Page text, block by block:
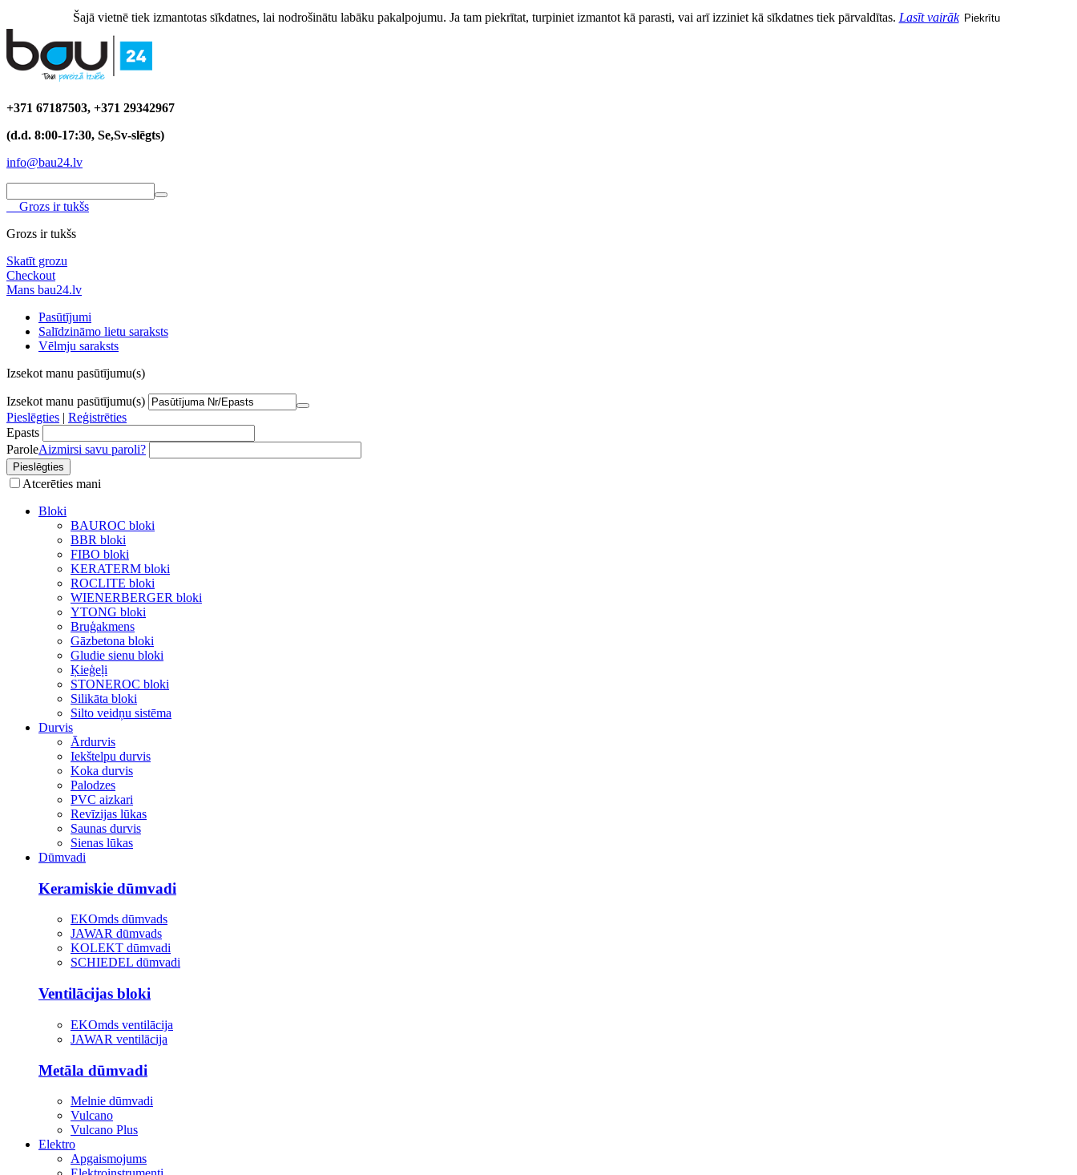
Šajā vietnē tiek izmantotas sīkdatnes, lai nodrošinātu labāku pakalpojumu. Ja tam piekrītat, turpiniet izmantot kā parasti, vai arī izziniet kā sīkdatnes tiek pārvaldītas. Lasīt vairāk Piekrītu
+371 67187503, +371 29342967
(d.d. 8:00-17:30, Se,Sv-slēgts)
info@bau24.lv
Grozs ir tukšs
Grozs ir tukšs
Skatīt grozu
Checkout
Mans bau24.lv
Pasūtījumi
Salīdzināmo lietu saraksts
Vēlmju saraksts
Izsekot manu pasūtījumu(s)
Izsekot manu pasūtījumu(s)
Pieslēgties | Reģistrēties
Epasts
ParoleAizmirsi savu paroli?
Atcerēties mani
Bloki
BAUROC bloki
BBR bloki
FIBO bloki
KERATERM bloki
ROCLITE bloki
WIENERBERGER bloki
YTONG bloki
Bruģakmens
Gāzbetona bloki
Gludie sienu bloki
Ķieģeļi
STONEROC bloki
Silikāta bloki
Silto veidņu sistēma
Durvis
Ārdurvis
Iekštelpu durvis
Koka durvis
Palodzes
PVC aizkari
Revīzijas lūkas
Saunas durvis
Sienas lūkas
Dūmvadi
Keramiskie dūmvadi
EKOmds dūmvads
JAWAR dūmvads
KOLEKT dūmvadi
SCHIEDEL dūmvadi
Ventilācijas bloki
EKOmds ventilācija
JAWAR ventilācija
Metāla dūmvadi
Melnie dūmvadi
Vulcano
Vulcano Plus
Elektro
Apgaismojums